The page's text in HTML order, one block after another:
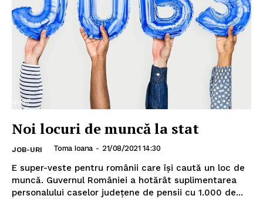
Noi locuri de muncă la stat
JOB-URI Toma Ioana - 21/08/2021 14:30
E super-veste pentru românii care își caută un loc de
muncă. Guvernul României a hotărât suplimentarea
personalului caselor județene de pensii cu 1.000 de...